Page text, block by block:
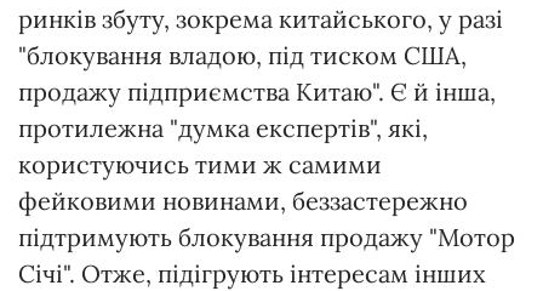
ринків збуту, зокрема китайського, у разі
"блокування владою, під тиском США,
продажу підприємства Китаю". Є й інша,
протилежна "думка експертів", які,
користуючись тими ж самими
фейковими новинами, беззастережно
підтримують блокування продажу "Мотор
Cічі". Отже, підігрують інтересам інших